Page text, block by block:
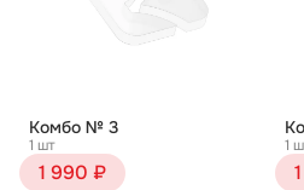
Комбо № 3
1 шт
1 990 ₽
1